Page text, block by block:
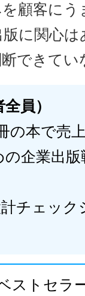
顧客に
に関心
できてい
員）
の本で売
企業出
チェック
ストセラ